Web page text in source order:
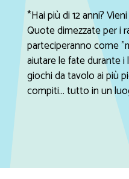
*Hai più di 12 anni?
Quote dimezzate per i
parteciperanno come
aiutare le fate durante i
giochi da tavolo ai più
compiti... tutto in un